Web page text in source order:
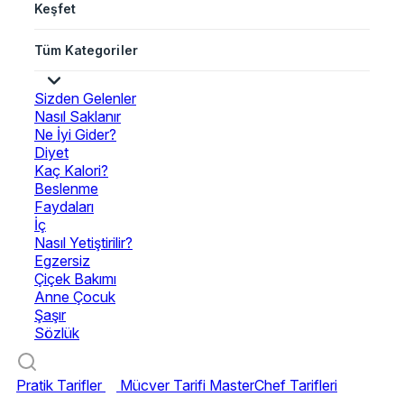
Keşfet
Tüm Kategoriler
Sizden Gelenler
Nasıl Saklanır
Ne İyi Gider?
Diyet
Kaç Kalori?
Beslenme
Faydaları
İç
Nasıl Yetiştirilir?
Egzersiz
Çiçek Bakımı
Anne Çocuk
Şaşır
Sözlük
Pratik Tarifler Mücver Tarifi MasterChef Tarifleri